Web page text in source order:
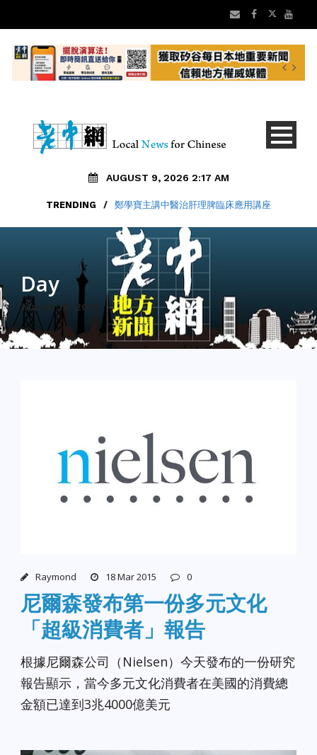
AUGUST 9, 2026 2:17 AM
TRENDING / 鄭學寶主講中醫治肝理脾臨床應用講座
Day
March 18, 2015
Raymond 18 Mar 2015 0
尼爾森發布第一份多元文化
「超級消費者」報告
根據尼爾森公司（Nielsen）今天發布的一份研究
報告顯示，當今多元文化消費者在美國的消費總
金額已達到3兆4000億美元